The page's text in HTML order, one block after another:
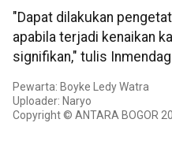
"Dapat dilakukan
apabila terjadi kenaikan
signifikan," tulis
Pewarta: Boyke Ledy Watra
Uploader: Naryo
Copyright © ANTARA BOGOR